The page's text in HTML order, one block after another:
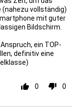
vollständig)
mit guter
Bildschirm.
ein TOP-
definitiv eine
0 0